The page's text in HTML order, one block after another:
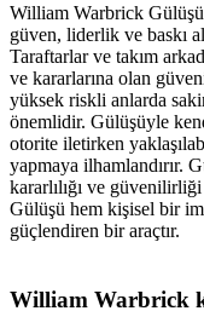
William Warbrick
güven, liderlik ve baskı
Taraftarlar ve takım
ve kararlarına olan
yüksek riskli anlarda
önemlidir. Gülüşüyle
otorite iletirken
yapmaya ilhamlandırır.
kararlılığı ve
Gülüşü hem kişisel bir
güçlendiren bir araçtır.
William Warbrick